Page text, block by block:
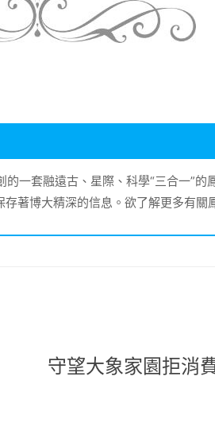
一套融遠古、星際、科學“三合一”
著博大精深的信息。欲了解更多有
守望大象家園拒消